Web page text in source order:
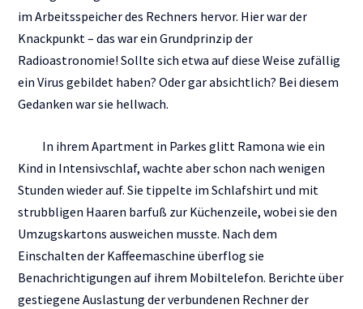
im Arbeitsspeicher des Rechners hervor. Hier war der
Knackpunkt – das war ein Grundprinzip der
Radioastronomie! Sollte sich etwa auf diese Weise zufällig
ein Virus gebildet haben? Oder gar absichtlich? Bei diesem
Gedanken war sie hellwach.
In ihrem Apartment in Parkes glitt Ramona wie ein
Kind in Intensivschlaf, wachte aber schon nach wenigen
Stunden wieder auf. Sie tippelte im Schlafshirt und mit
strubbligen Haaren barfuß zur Küchenzeile, wobei sie den
Umzugskartons ausweichen musste. Nach dem
Einschalten der Kaffeemaschine überflog sie
Benachrichtigungen auf ihrem Mobiltelefon. Berichte über
gestiegene Auslastung der verbundenen Rechner der